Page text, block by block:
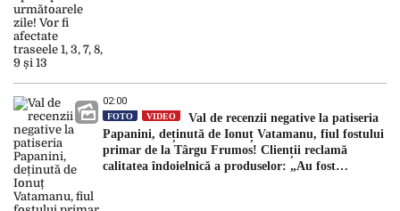
02:00
FOTO VIDEO
Val de recenzii negative la patiseria
Papanini, deținută de Ionuț Vatamanu, fiul fostului
primar de la Târgu Frumos! Clienții reclamă
calitatea îndoielnică a produselor: „Au fost